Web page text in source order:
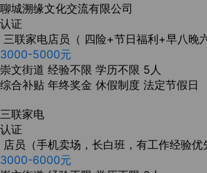
聊城溯缘文化交流有限公司
认证
三联家电店员（ 四险+节日福利+早八晚
3000-5000元
崇文街道 经验不限 学历不限 5人
综合补贴 年终奖金 休假制度 法定节假日
三联家电
认证
店员（手机卖场，长白班，有工作经验优
3000-6000元